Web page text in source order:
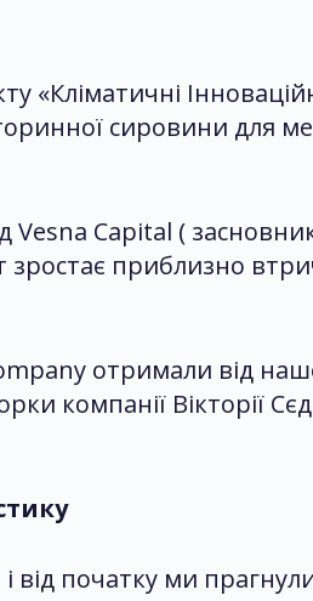
«Кліматичні
сировини для
Vesna Capital (
приблизно
отримали від
компанії Вікторії
і від початку ми